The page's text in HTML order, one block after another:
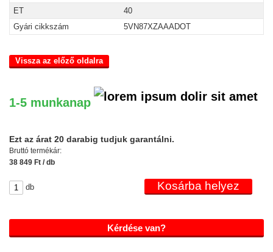
ET
40
Gyári cikkszám
5VN87XZAAADOT
Vissza az előző oldalra
1-5 munkanap
Ezt az árat 20 darabig tudjuk garantálni.
Bruttó termékár:
38 849 Ft / db
db
Kérdése van?